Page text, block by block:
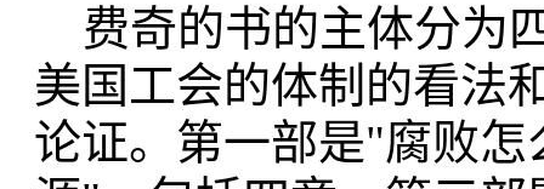
费奇的书的主体分为
美国工会的体制的看法
论证。第一部是"腐败